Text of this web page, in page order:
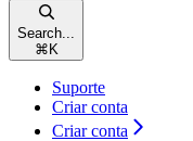
Search...
⌘ K
Suporte
Criar conta
Criar conta